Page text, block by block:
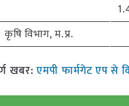
कृषि विभाग, म.प्र.
खबर:एमपी फार्मगेट एप से